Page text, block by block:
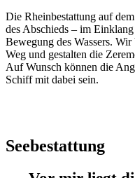
Die Rheinbestattung auf
des Abschieds – im
Bewegung des Wassers.
Weg und gestalten die
Auf Wunsch können die
Schiff mit dabei sein.
Seebestattung